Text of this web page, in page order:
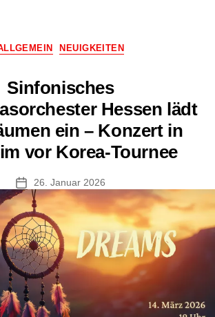
Kategorien
NEUIGKEITEN
Sinfonisches
Hessen lädt
ein – Konzert in
vor Korea-Tournee
Veröffentlichungsdatum
26. Januar 2026